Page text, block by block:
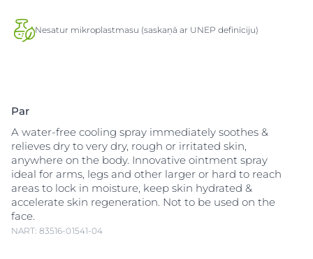
Nesatur mikroplastmasu (saskaņā ar UNEP definīciju)
Par
A water-free cooling spray immediately soothes &
relieves dry to very dry, rough or irritated skin,
anywhere on the body. Innovative ointment spray
ideal for arms, legs and other larger or hard to reach
areas to lock in moisture, keep skin hydrated &
accelerate skin regeneration. Not to be used on the
face.
NART: 83516-01541-04